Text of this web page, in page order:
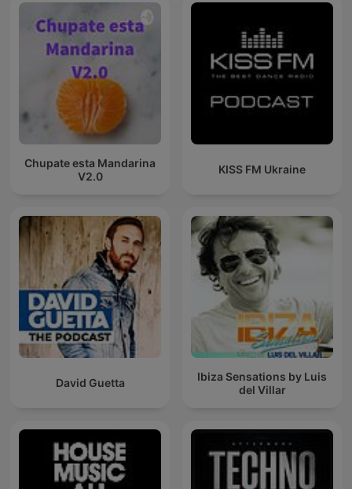
Chupate esta Mandarina
V2.0
KISS FM Ukraine
David Guetta
Ibiza Sensations by Luis
del Villar